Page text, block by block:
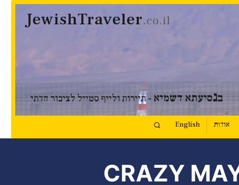
JewishTraveler.co.il
בנסיעתא דשמיא - תיירות ולייף סטייל לציבור הדתי
אודות English